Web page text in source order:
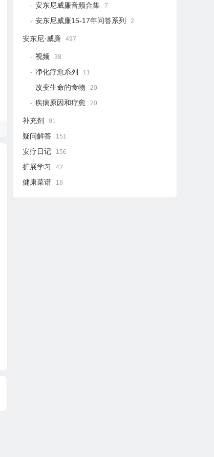
安东尼威廉音频合集 7
安东尼威廉15-17年问答系列 2
安东尼·威廉 497
视频 38
净化疗愈系列 11
改变生命的食物 20
疾病原因和疗愈 20
补充剂 91
疑问解答 151
安疗日记 156
扩展学习 42
健康菜谱 18